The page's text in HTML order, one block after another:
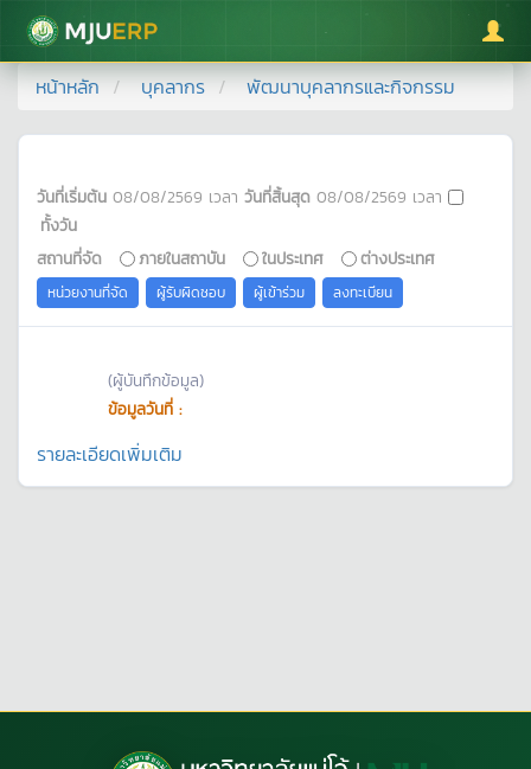
มหาวิทยาลัยแม่โจ้
หน้าหลัก บุคลากร พัฒนาบุคลากรและกิจกรรม
วันที่เริ่มต้น 08/08/2569 เวลา วันที่สิ้นสุด 08/08/2569 เวลา
ทั้งวัน
สถานที่จัด
ภายในสถาบัน ในประเทศ ต่างประเทศ
หน่วยงานที่จัด ผู้รับผิดชอบ ผู้เข้าร่วม ลงทะเบียน
(ผู้บันทึกข้อมูล)
ข้อมูลวันที่ :
รายละเอียดเพิ่มเติม